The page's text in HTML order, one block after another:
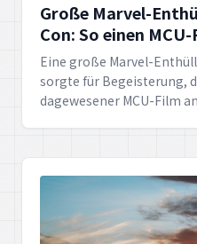
Große Marvel-
Con: So einen
Eine große Marvel-
sorgte für Begeisterung,
dagewesener MCU-Film